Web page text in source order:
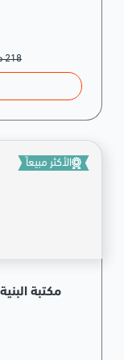
218 دولار أمريكي
الأكثر مبيعاً